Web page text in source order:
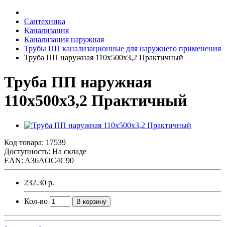
Сантехника
Канализация
Канализация наружная
Трубы ПП канализационные для наружнего применения
Труба ПП наружная 110х500х3,2 Практичный
Труба ПП наружная
110х500х3,2 Практичный
Код товара: 17539
Доступность: На складе
EAN: A36AOC4C90
232.30 р.
Кол-во В корзину